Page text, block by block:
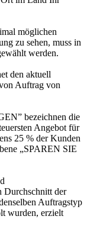
möglichen
zu sehen, muss in
werden.
den aktuell
Auftrag von
bezeichnen die
Angebot für
25 % der Kunden
„SPAREN SIE
Durchschnitt der
Auftragstyp
wurden, erzielt